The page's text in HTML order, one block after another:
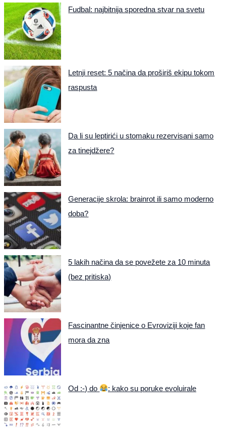
Fudbal: najbitnija sporedna stvar na svetu
Letnji reset: 5 načina da proširiš ekipu tokom
raspusta
Da li su leptirići u stomaku rezervisani samo
za tinejdžere?
Generacije skrola: brainrot ili samo moderno
doba?
5 lakih načina da se povežete za 10 minuta
(bez pritiska)
Fascinantne činjenice o Evroviziji koje fan
mora da zna
Od :-) do : kako su poruke evoluirale